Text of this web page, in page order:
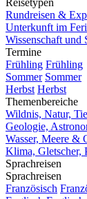
Rundreisen &
Unterkunft im
Wissenschaft und
Termine
Frühling Frühling
Sommer Sommer
Herbst Herbst
Themenbereiche
Wildnis, Natur,
Geologie,
Wasser, Meere &
Klima, Gletscher,
Sprachreisen
Sprachreisen
Französisch